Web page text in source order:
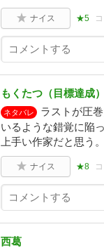
ナイス ★5
もくたつ（目標達成）
ネタバレ
ラストが圧
いるような錯覚に陥
上手い作家だと思う。
ナイス ★8
西葛